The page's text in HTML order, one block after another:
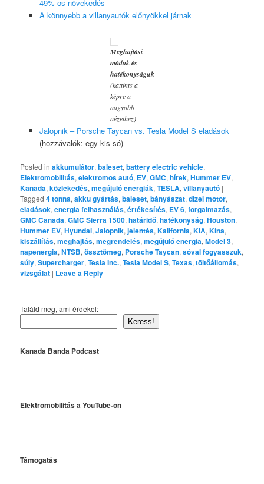
49%-os növekedés
A könnyebb a villanyautók előnyökkel járnak
Meghajtási
módok és
hatékonyságuk
(kattints a
képre a
nagyobb
nézethez)
Jalopnik – Porsche Taycan vs. Tesla Model S eladások
(hozzávalók: egy kis só)
Posted in akkumulátor,baleset,battery electric vehicle,
Elektromobilitás,elektromos autó, EV,GMC,hírek,Hummer EV,
Kanada,közlekedés,megújuló energiák,TESLA,villanyautó |
Tagged 4 tonna,akku gyártás,baleset,bányászat,dízel motor,
eladások,energia felhasználás,értékesítés, EV 6,forgalmazás,
GMC Canada,GMC Sierra 1500,határidő,hatékonyság,Houston,
Hummer EV,Hyundai,Jalopnik,jelentés,Kalifornia,KIA,Kína,
kiszállítás,meghajtás,megrendelés,megújuló energia,Model 3,
napenergia,NTSB,össztömeg, Porsche Taycan,sóval fogyasszuk,
súly,Supercharger,Tesla Inc.,Tesla Model S,Texas,töltőállomás,
vizsgálat | Leave a Reply
Találd meg, ami érdekel:
Keress!
Kanada Banda Podcast
Elektromobilitás a YouTube-on
Támogatás